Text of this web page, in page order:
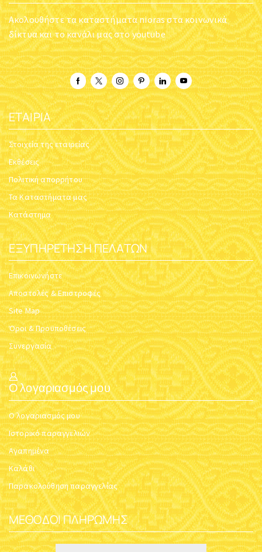
Ακολουθήστε τα καταστήματα nioras στα κοινωνικά
δίκτυα και το κανάλι μας στο youtube
ΕΤΑΙΡΊΑ
Στοιχεία της εταιρείας
Εκθέσεις
Πολιτική απορρήτου
Τα Καταστήματα μας
Κατάστημα
ΕΞΥΠΗΡΈΤΗΣΗ ΠΕΛΑΤΏΝ
Επικοινωνήστε
Αποστολές & Επιστροφές
Site Map
Όροι & Προϋποθέσεις
Συνεργασία
Ο λογαριασμός μου
Ο λογαριασμός μου
Ιστορικό παραγγελιών
Αγαπημένα
Καλάθι
Παρακολούθηση παραγγελίας
ΜΈΘΟΔΟΙ ΠΛΗΡΩΜΉΣ